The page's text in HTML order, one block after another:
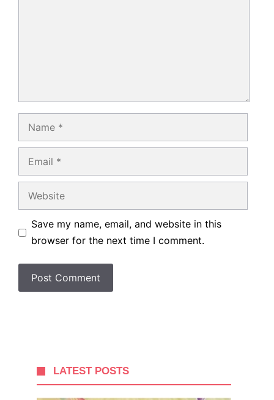
Name
Email
Website
Save my name, email, and website in this
browser for the next time I comment.
LATEST POSTS